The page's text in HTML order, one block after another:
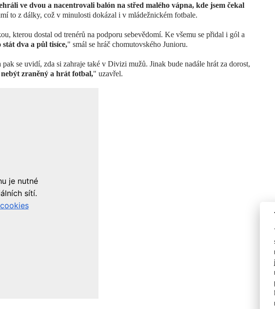
ve dvou a nacentrovali balón na střed malého vápna, kde jsem čekal
to z dálky, což v minulosti dokázal i v mládežnickém fotbale.
kterou dostal od trenérů na podporu sebevědomí. Ke všemu se přidal i gól a
stát dva a půl tisíce," smál se hráč chomutovského Junioru.
se uvidí, zda si zahraje také v Divizi mužů. Jinak bude nadále hrát za dorost,
zraněný a hrát fotbal," uzavřel.